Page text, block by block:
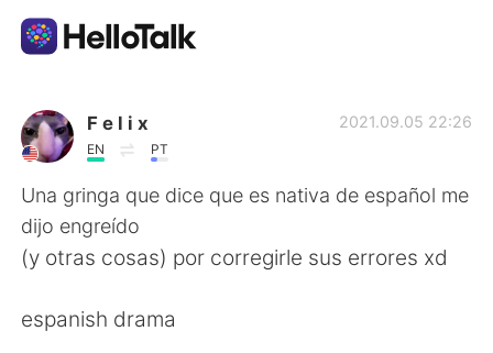
Language Exchange App
AI Grammar Checker
English
简体中文
F e l i x
EN PT
2021.09.05 22:26
Una gringa que dice que es nativa de español me
dijo engreído
(y otras cosas) por corregirle sus errores xd
espanish drama